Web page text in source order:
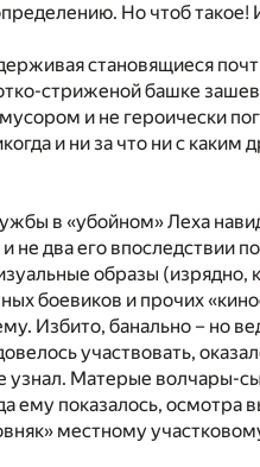
Но чтоб такое!
становящиеся
стриженой башке
и не героически
и ни за что ни с
в «убойном» Леха
не два его впоследствии
образы
боевиков и прочих
Избито, банально – но
участвовать,
узнал. Матерые волчары-
ему показалось,
местному